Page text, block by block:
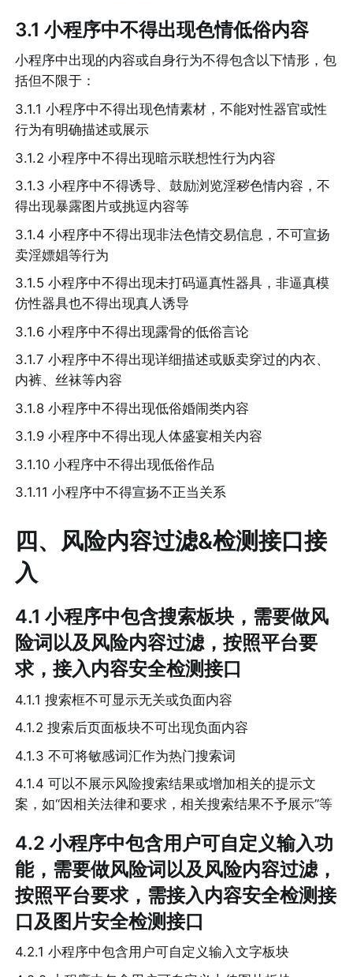
3.1 小程序中不得出现色情低俗内容
小程序中出现的内容或自身行为不得包含以下情形，包
括但不限于：
3.1.1 小程序中不得出现色情素材，不能对性器官或性
行为有明确描述或展示
3.1.2 小程序中不得出现暗示联想性行为内容
3.1.3 小程序中不得诱导、鼓励浏览淫秽色情内容，不
得出现暴露图片或挑逗内容等
3.1.4 小程序中不得出现非法色情交易信息，不可宣扬
卖淫嫖娼等行为
3.1.5 小程序中不得出现未打码逼真性器具，非逼真模
仿性器具也不得出现真人诱导
3.1.6 小程序中不得出现露骨的低俗言论
3.1.7 小程序中不得出现详细描述或贩卖穿过的内衣、
内裤、丝袜等内容
3.1.8 小程序中不得出现低俗婚闹类内容
3.1.9 小程序中不得出现人体盛宴相关内容
3.1.10 小程序中不得出现低俗作品
3.1.11 小程序中不得宣扬不正当关系
四、风险内容过滤&检测接口接
入
4.1 小程序中包含搜索板块，需要做风
险词以及风险内容过滤，按照平台要
求，接入内容安全检测接口
4.1.1 搜索框不可显示无关或负面内容
4.1.2 搜索后页面板块不可出现负面内容
4.1.3 不可将敏感词汇作为热门搜索词
4.1.4 可以不展示风险搜索结果或增加相关的提示文
案，如“因相关法律和要求，相关搜索结果不予展示”等
4.2 小程序中包含用户可自定义输入功
能，需要做风险词以及风险内容过滤，
按照平台要求，需接入内容安全检测接
口及图片安全检测接口
4.2.1 小程序中包含用户可自定义输入文字板块